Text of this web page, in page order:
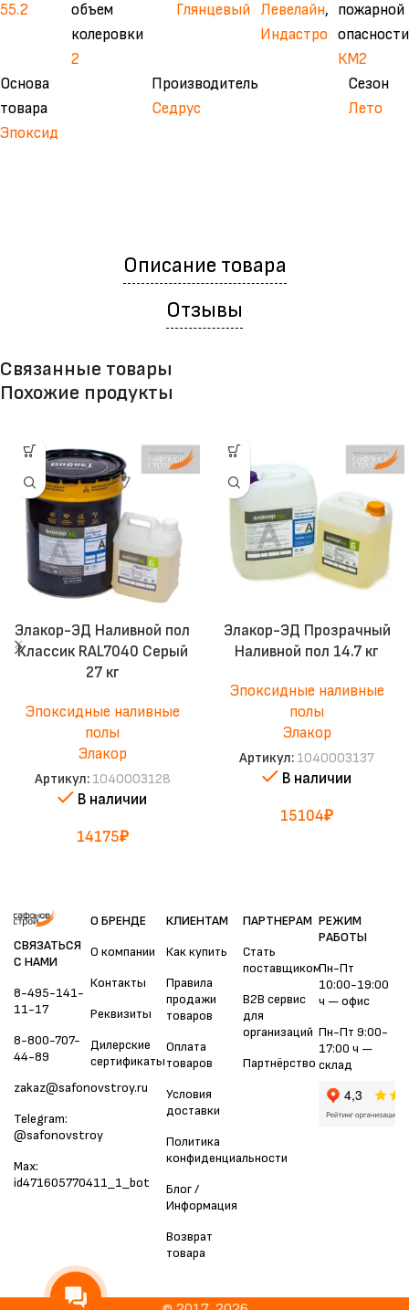
Описание товара
Отзывы
55.2
объем
колеровки
2
Глянцевый Левелайн,
Индастро
пожарной
опасности
КМ2
Основа
товара
Эпоксид
Производитель
Седрус
Сезон
Лето
Связанные товары
Похожие продукты
Элакор-ЭД Наливной пол
Классик RAL7040 Серый
27 кг
Эпоксидные наливные
полы
Элакор
Артикул: 1040003128
В наличии
14175₽
Элакор-ЭД Прозрачный
Наливной пол 14.7 кг
Эпоксидные наливные
полы
Элакор
Артикул: 1040003137
В наличии
15104₽
СВЯЗАТЬСЯ
С НАМИ
8-495-141-
11-17
8-800-707-
44-89
zakaz@safonovstroy.ru
Telegram:
@safonovstroy
Max:
id471605770411_1_bot
О БРЕНДЕ
О компании
Контакты
Реквизиты
Дилерские
сертификаты
КЛИЕНТАМ
Как купить
Правила
продажи
товаров
Оплата
товаров
Условия
доставки
Политика
конфиденциальности
Блог /
Информация
Возврат
товара
ПАРТНЕРАМ
Стать
поставщиком
B2B сервис
для
организаций
Партнёрство
РЕЖИМ
РАБОТЫ
Пн-Пт
10:00-19:00
ч — офис
Пн-Пт 9:00-
17:00 ч —
склад